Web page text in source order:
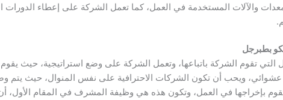
والآلات المستخدمة في العمل، كما تعمل الشركة على إعطاء الدورات
بطبرجل
تقوم الشركة باتباعها، وتعمل الشركة على وضع استراتيجية، حيث يقوم
ويحب أن تكون الشركات الاحترافية على نفس المنوال، حيث يتم
بإخراجها في العمل، وتكون هذه هي وظيفة المشرف في المقام الأول،